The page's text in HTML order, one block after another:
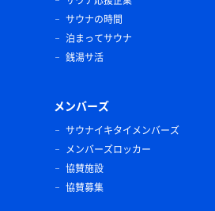
サウナの時間
泊まってサウナ
銭湯サ活
メンバーズ
サウナイキタイメンバーズ
メンバーズロッカー
協賛施設
協賛募集